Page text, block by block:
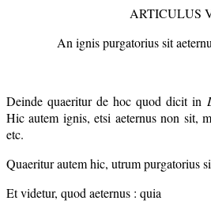
ARTICULUS
An ignis purgatorius sit
Deinde quaeritur de hoc quod dicit in
Hic autem ignis, etsi aeternus non sit,
etc.
Quaeritur autem hic, utrum purgatorius
Et videtur, quod aeternus : quia